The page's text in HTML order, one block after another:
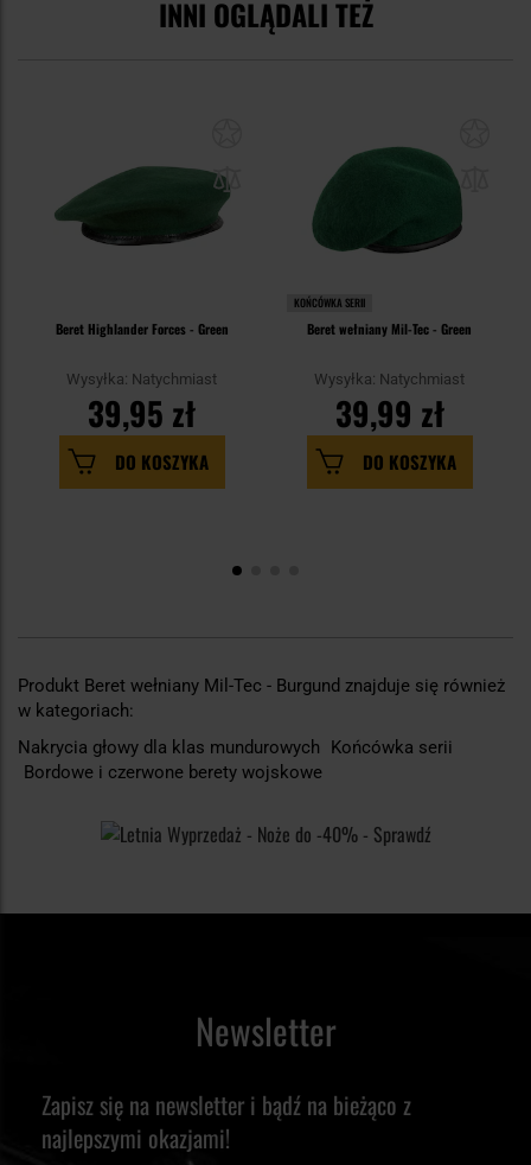
INNI OGLĄDALI TEŻ
Beret Highlander Forces - Green
Wysyłka: Natychmiast
39,95 zł
DO KOSZYKA
KOŃCÓWKA SERII
Beret wełniany Mil-Tec - Green
Wysyłka: Natychmiast
39,99 zł
DO KOSZYKA
Produkt Beret wełniany Mil-Tec - Burgund znajduje się również
w kategoriach:
Nakrycia głowy dla klas mundurowych
Końcówka serii
Bordowe i czerwone berety wojskowe
Newsletter
Zapisz się na newsletter i bądź na bieżąco z
najlepszymi okazjami!